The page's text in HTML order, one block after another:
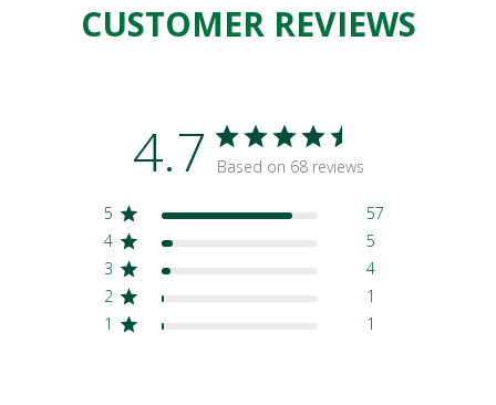
CUSTOMER REVIEWS
4.7 Based on 68 reviews
5
57
4
5
3
4
2
1
1
1